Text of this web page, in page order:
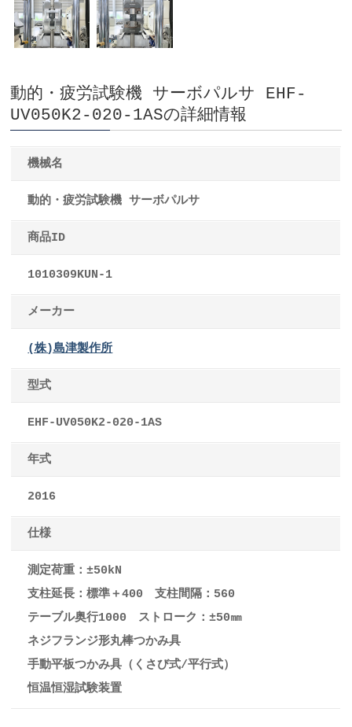
動的・疲労試験機 サーボパルサ EHF-
UV050K2-020-1ASの詳細情報
機械名
動的・疲労試験機 サーボパルサ
商品ID
1010309KUN-1
メーカー
(株)島津製作所
型式
EHF-UV050K2-020-1AS
年式
2016
仕様
測定荷重：±50kN
支柱延長：標準＋400 支柱間隔：560
テーブル奥行1000 ストローク：±50㎜
ネジフランジ形丸棒つかみ具
手動平板つかみ具（くさび式/平行式）
恒温恒湿試験装置